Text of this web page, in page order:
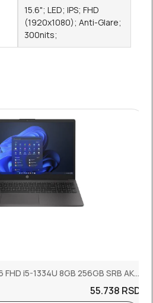
15.6"; LED; IPS; FHD
(1920x1080); Anti-Glare;
300nits;
Laptop HP 250 G10 15.6 FHD i5-1334U 8GB 256GB SRB AK9P7AT
55.738 RSD.